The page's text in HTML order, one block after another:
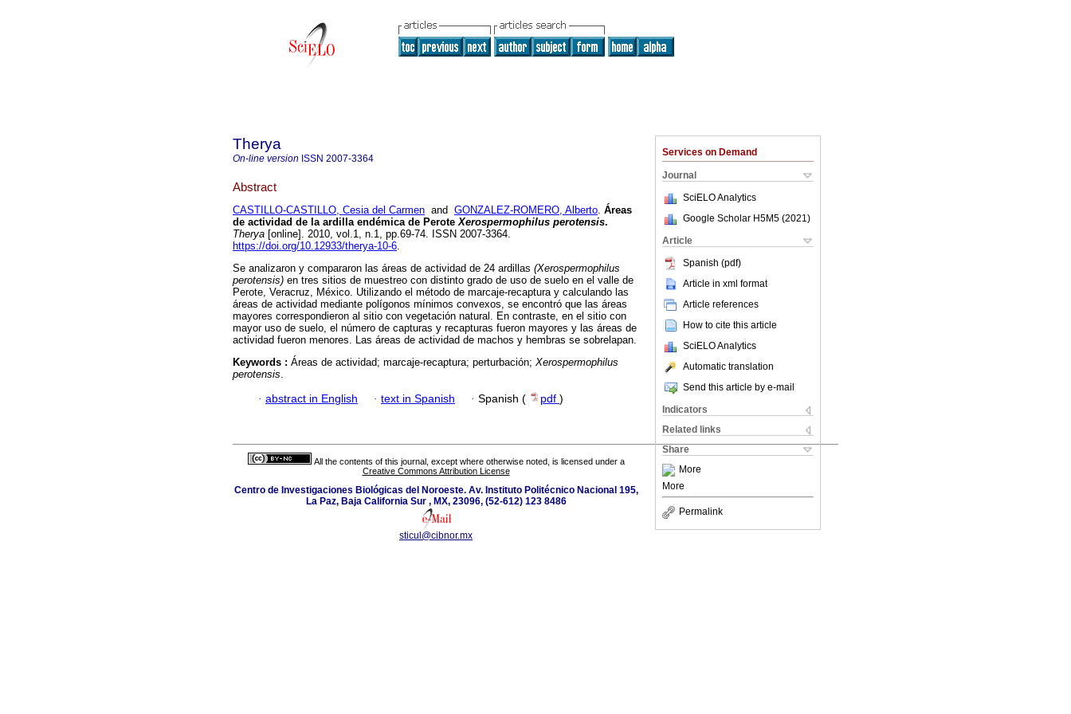
Services on Demand
Journal
SciELO Analytics
Google Scholar H5M5 (2021 )
Article
Spanish (pdf)
Article in xml format
Article references
How to cite this article
SciELO Analytics
Automatic translation
Send this article by e-mail
Indicators
Related links
Share
More
More
Permalink
Therya
On-line version ISSN 2007-3364
Abstract
CASTILLO-CASTILLO, Cesia del Carmen and GONZALEZ-ROMERO, Alberto. Áreas
de actividad de la ardilla endémica de Perote Xerospermophilus perotensis.
Therya [online]. 2010, vol.1, n.1, pp.69-74. ISSN 2007-3364.
https://doi.org/10.12933/therya-10-6.
Se analizaron y compararon las áreas de actividad de 24 ardillas (Xerospermophilus
perotensis) en tres sitios de muestreo con distinto grado de uso de suelo en el valle de
Perote, Veracruz, México. Utilizando el método de marcaje-recaptura y calculando las
áreas de actividad mediante polígonos mínimos convexos, se encontró que las áreas
mayores correspondieron al sitio con vegetación natural. En contraste, en el sitio con
mayor uso de suelo, el número de capturas y recapturas fueron mayores y las áreas de
actividad fueron menores. Las áreas de actividad de machos y hembras se sobrelapan.
Keywords : Áreas de actividad; marcaje-recaptura; perturbación; Xerospermophilus
perotensis.
· abstract in English · text in Spanish · Spanish ( pdf )
All the contents of this journal, except where otherwise noted, is licensed under a
Creative Commons Attribution License
Centro de Investigaciones Biológicas del Noroeste. Av. Instituto Politécnico Nacional 195,
La Paz, Baja California Sur , MX, 23096, (52-612) 123 8486
sticul@cibnor.mx